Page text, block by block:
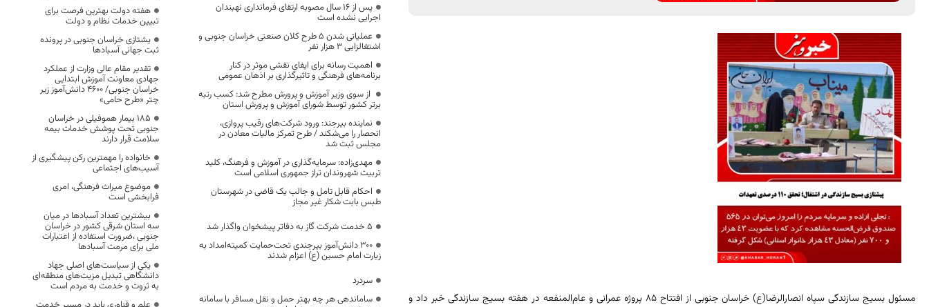
مسئول بسیج سازندگی سپاه انصارالرضا(ع) خراسان جنوبی از افتتاح ۸۵ پروژه عمرانی و عام‌المنفعه در هفته بسیج سازندگی خبر داد و
پس از 16 سال مصوبه ارتقای فرمانداری نهبندان
اجرایی نشده است
عملیاتی شدن ۵ طرح کلان صنعتی خراسان جنوبی و
اشتغالزایی ۳ هزار نفر
اهمیت رسانه برای ایفای نقشی موثر در کنار
برنامه‌های فرهنگی و تاثیرگذاری بر اذهان عمومی
از سوی وزیر آموزش و پرورش مطرح شد: کسب رتبه
برتر کشور توسط شورای آموزش و پرورش استان
نماینده بیرجند: ورود شرکت‌های رقیب پروازی،
انحصار را می‌شکند / طرح تمرکز مالیات معادن در
مجلس ثبت شد
مهدی‌زاده: سرمایه‌گذاری در آموزش و فرهنگ، کلید
تربیت شهروندان تراز جمهوری اسلامی است
احکام قابل تامل و جالب یک قاضی در شهرستان
طبس بابت شکار غیر مجاز
5 خدمت شرکت گاز به دفاتر پیشخوان واگذار شد
۳۰۰ دانش‌آموز بیرجندی تحت‌حمایت کمیته‌امداد به
زیارت امام حسین (ع) اعزام شدند
سردرد
ساماندهی هر چه بهتر حمل و نقل مسافر با سامانه
هفته دولت بهترین فرصت برای
تبیین خدمات نظام و دولت
یشتازی خراسان جنوبی در پرونده
ثبت جهانی آسبادها
تقدیر مقام عالی وزارت از عملکرد
جهادی معاونت آموزش ابتدایی
خراسان جنوبی/ ۴۶۰۰ دانش‌آموز زیر
چتر «طرح حامی»
۱۸۵ بیمار هموفیلی در خراسان
جنوبی تحت پوشش خدمات بیمه
سلامت قرار دارند
خانواده را مهمترین رکن پیشگیری از
آسیب‌های اجتماعی
موضوع میراث فرهنگی، امری
فرابخشی است
بیشترین تعداد آسبادها در میان
سه استان شرقی کشور در خراسان
جنوبی ،ضرورت استفاده از اعتبارات
ملی برای مرمت آسبادها
یکی از سیاست‌های اصلی جهاد
دانشگاهی تبدیل مزیت‌های منطقه‌ای
به ثروت و خدمت به مردم است